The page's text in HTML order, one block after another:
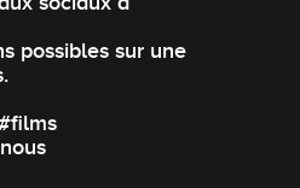
possibles sur une